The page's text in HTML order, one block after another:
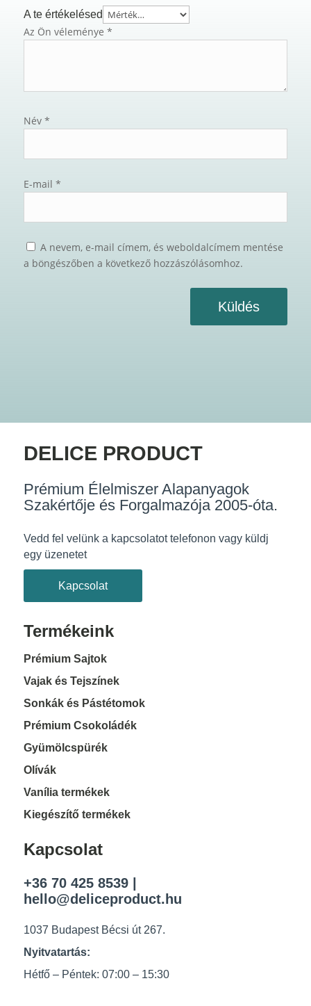
A te értékelésed
Az Ön véleménye *
Név *
E-mail *
A nevem, e-mail címem, és weboldalcímem mentése
a böngészőben a következő hozzászólásomhoz.
Küldés
DELICE PRODUCT
Prémium Élelmiszer Alapanyagok
Szakértője és Forgalmazója 2005-óta.
Vedd fel velünk a kapcsolatot telefonon vagy küldj
egy üzenetet
Kapcsolat
Termékeink
Prémium Sajtok
Vajak és Tejszínek
Sonkák és Pástétomok
Prémium Csokoládék
Gyümölcspürék
Olívák
Vanília termékek
Kiegészítő termékek
Kapcsolat
+36 70 425 8539|
hello@deliceproduct.hu
1037 Budapest Bécsi út 267.
Nyitvatartás:
Hétfő – Péntek: 07:00 – 15:30